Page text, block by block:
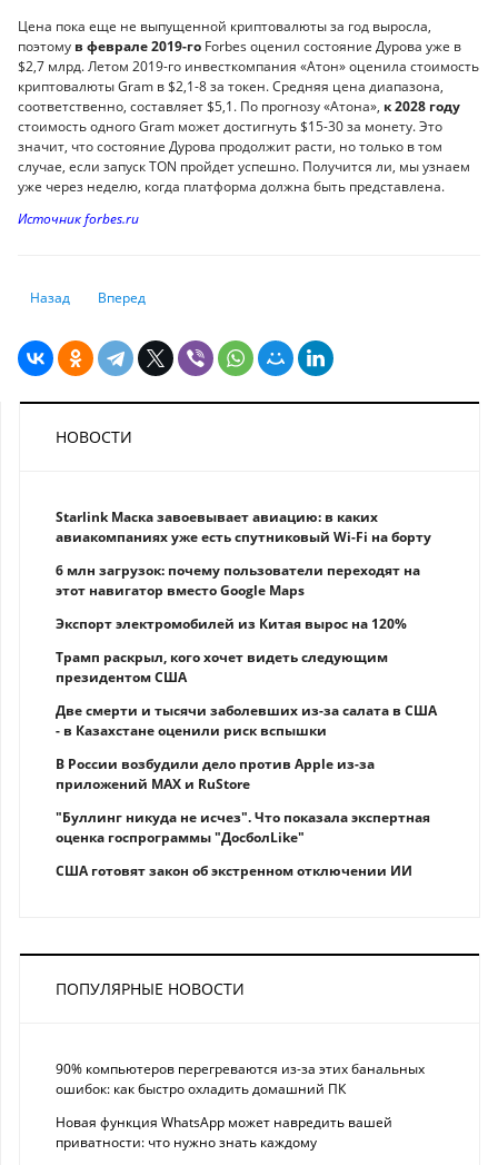
Цена пока еще не выпущенной криптовалюты за год выросла,
поэтому в феврале 2019-го Forbes оценил состояние Дурова уже в
$2,7 млрд. Летом 2019-го инвесткомпания «Атон» оценила стоимость
криптовалюты Gram в $2,1-8 за токен. Средняя цена диапазона,
соответственно, составляет $5,1. По прогнозу «Атона», к 2028 году
стоимость одного Gram может достигнуть $15-30 за монету. Это
значит, что состояние Дурова продолжит расти, но только в том
случае, если запуск TON пройдет успешно. Получится ли, мы узнаем
уже через неделю, когда платформа должна быть представлена.
Источник forbes.ru
Предыдущий: Как стать богатейшим человеком планеты? 17
Назад Следующий: Настоящий богач или просто миллионер:
Вперед
НОВОСТИ
Starlink Маска завоевывает авиацию: в каких
авиакомпаниях уже есть спутниковый Wi-Fi на борту
6 млн загрузок: почему пользователи переходят на
этот навигатор вместо Google Maps
Экспорт электромобилей из Китая вырос на 120%
Трамп раскрыл, кого хочет видеть следующим
президентом США
Две смерти и тысячи заболевших из-за салата в США
- в Казахстане оценили риск вспышки
В России возбудили дело против Apple из-за
приложений MAX и RuStore
"Буллинг никуда не исчез". Что показала экспертная
оценка госпрограммы "ДосболLike"
США готовят закон об экстренном отключении ИИ
ПОПУЛЯРНЫЕ НОВОСТИ
90% компьютеров перегреваются из-за этих банальных
ошибок: как быстро охладить домашний ПК
Новая функция WhatsApp может навредить вашей
приватности: что нужно знать каждому